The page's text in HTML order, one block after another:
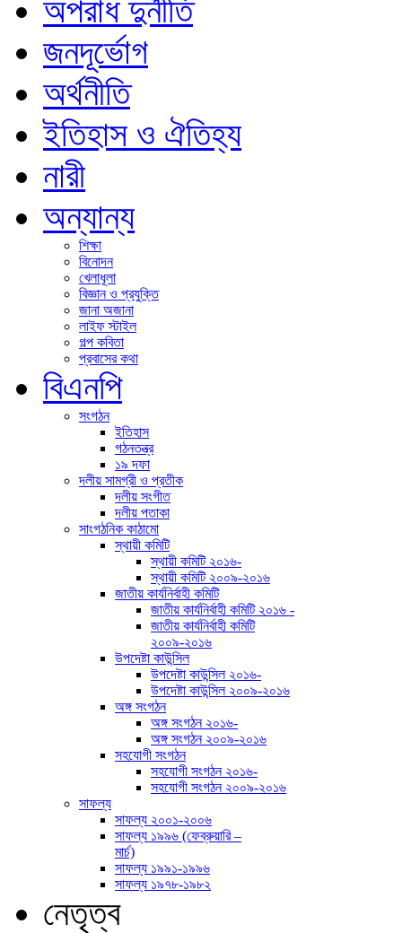
অপরাধ দুর্নীতি
জনদূর্ভোগ
অর্থনীতি
ইতিহাস ও ঐতিহ্য
নারী
অন্যান্য
শিক্ষা
বিনোদন
খেলাধূলা
বিজ্ঞান ও প্রযুক্তি
জানা অজানা
লাইফ স্টাইল
গল্প কবিতা
প্রবাসের কথা
বিএনপি
সংগঠন
ইতিহাস
গঠনতন্ত্র
১৯ দফা
দলীয় সামগ্রী ও প্রতীক
দলীয় সংগীত
দলীয় পতাকা
সাংগঠনিক কাঠামো
স্থায়ী কমিটি
স্থায়ী কমিটি ২০১৬-
স্থায়ী কমিটি ২০০৯-২০১৬
জাতীয় কার্যনির্বাহী কমিটি
জাতীয় কার্যনির্বাহী কমিটি ২০১৬ -
জাতীয় কার্যনির্বাহী কমিটি
২০০৯-২০১৬
উপদেষ্টা কাউন্সিল
উপদেষ্টা কাউন্সিল ২০১৬-
উপদেষ্টা কাউন্সিল ২০০৯-২০১৬
অঙ্গ সংগঠন
অঙ্গ সংগঠন ২০১৬-
অঙ্গ সংগঠন ২০০৯-২০১৬
সহযোগী সংগঠন
সহযোগী সংগঠন ২০১৬-
সহযোগী সংগঠন ২০০৯-২০১৬
সাফল্য
সাফল্য ২০০১-​২০০৬
সাফল্য ১৯৯৬ (ফেব্রুয়ারি –
মার্চ)
সাফল্য ১৯৯১-​১৯৯৬
সাফল্য ১৯৭৮-​১৯৮২
নেতৃত্ব